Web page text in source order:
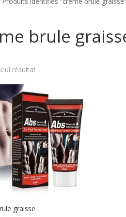
brule
résultat
graisse